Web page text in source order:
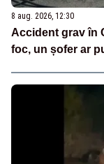
8 aug. 2026, 12:30
Accident grav în
foc, un șofer ar